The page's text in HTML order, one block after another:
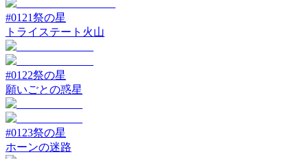
#0121祭の星
トライステート火山
#0122祭の星
願いごとの惑星
#0123祭の星
ホーンの迷路